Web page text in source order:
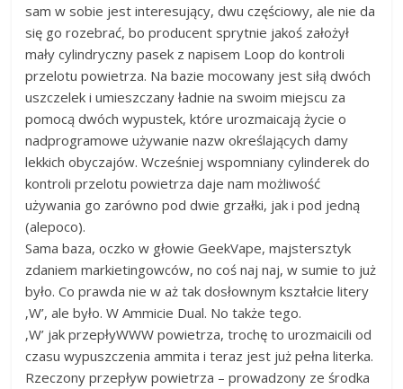
sam w sobie jest interesujący, dwu częściowy, ale nie da
się go rozebrać, bo producent sprytnie jakoś założył
mały cylindryczny pasek z napisem Loop do kontroli
przelotu powietrza. Na bazie mocowany jest siłą dwóch
uszczelek i umieszczany ładnie na swoim miejscu za
pomocą dwóch wypustek, które urozmaicają życie o
nadprogramowe używanie nazw określających damy
lekkich obyczajów. Wcześniej wspomniany cylinderek do
kontroli przelotu powietrza daje nam możliwość
używania go zarówno pod dwie grzałki, jak i pod jedną
(alepoco).
Sama baza, oczko w głowie GeekVape, majstersztyk
zdaniem markietingowców, no coś naj naj, w sumie to już
było. Co prawda nie w aż tak dosłownym kształcie litery
‚W’, ale było. W Ammicie Dual. No także tego.
‚W’ jak przepłyWWW powietrza, trochę to urozmaicili od
czasu wypuszczenia ammita i teraz jest już pełna literka.
Rzeczony przepływ powietrza – prowadzony ze środka